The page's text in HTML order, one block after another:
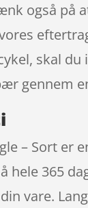
også på
skal
gennem
– Sort er
hele 365
vare.